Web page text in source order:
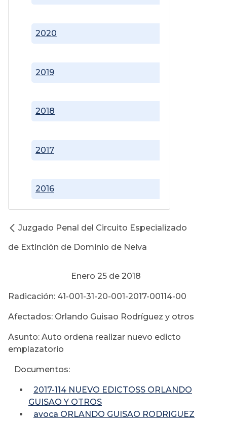
2016
2017
2018
2019
2020
Juzgado Penal del Circuito Especializado
de Extinción de Dominio de Neiva
Enero 25 de 2018
Radicación: 41-001-31-20-001-2017-00114-00
Afectados: Orlando Guisao Rodríguez y otros
Asunto: Auto ordena realizar nuevo edicto
emplazatorio
Documentos:
2017-114 NUEVO EDICTOSS ORLANDO
GUISAO Y OTROS
avoca ORLANDO GUISAO RODRIGUEZ